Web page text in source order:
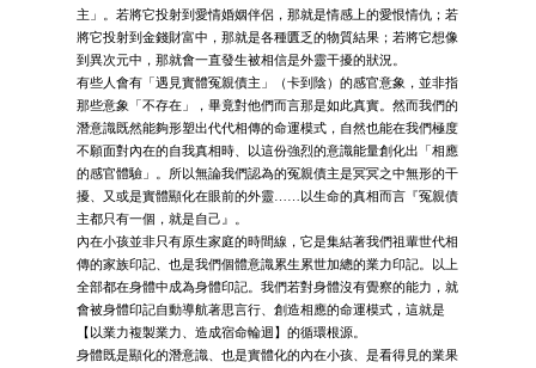
主」。若將它投射到愛情婚姻伴侶，那就是情感上的愛恨情仇；若
將它投射到金錢財富中，那就是各種匱乏的物質結果；若將它想像
到異次元中，那就會一直發生被相信是外靈干擾的狀況。
有些人會有「遇見實體冤親債主」（卡到陰）的感官意象，並非指
那些意象「不存在」，畢竟對他們而言那是如此真實。然而我們的
潛意識既然能夠形塑出代代相傳的命運模式，自然也能在我們極度
不願面對內在的自我真相時、以這份強烈的意識能量創化出「相應
的感官體驗」。所以無論我們認為的冤親債主是冥冥之中無形的干
擾、又或是實體顯化在眼前的外靈……以生命的真相而言『冤親債
主都只有一個，就是自己』。
內在小孩並非只有原生家庭的時間線，它是集結著我們祖輩世代相
傳的家族印記、也是我們個體意識累生累世加總的業力印記。以上
全部都在身體中成為身體印記。我們若對身體沒有覺察的能力，就
會被身體印記自動導航著思言行、創造相應的命運模式，這就是
【以業力複製業力、造成宿命輪迴】的循環根源。
身體既是顯化的潛意識、也是實體化的內在小孩、是看得見的業果